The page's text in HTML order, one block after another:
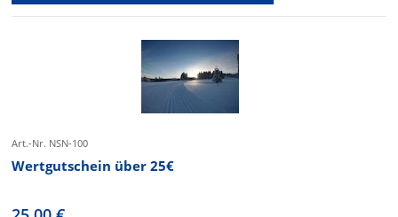
Art.-Nr. NSN-100
Wertgutschein über 25€